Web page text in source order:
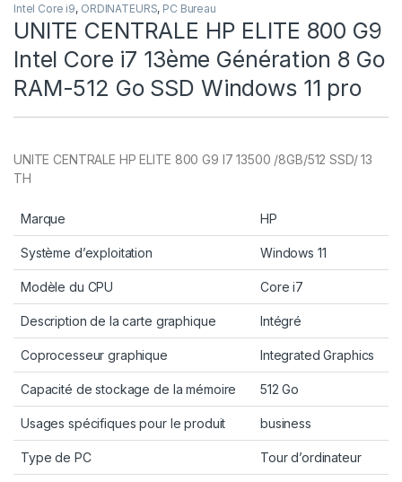
Intel Core i9, ORDINATEURS, PC Bureau
UNITE CENTRALE HP ELITE 800 G9
Intel Core i7 13ème Génération 8 Go
RAM-512 Go SSD Windows 11 pro
UNITE CENTRALE HP ELITE 800 G9 I7 13500 /8GB/512 SSD/ 13
TH
Marque HP
Système d’exploitation Windows 11
Modèle du CPU Core i7
Description de la carte graphique Intégré
Coprocesseur graphique Integrated Graphics
Capacité de stockage de la mémoire 512 Go
Usages spécifiques pour le produit business
Type de PC Tour d’ordinateur